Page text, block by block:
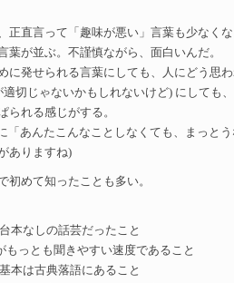
正直言って「趣味が悪い」言葉も少なく
葉が並ぶ。不謹慎ながら、面白いんだ。
に発せられる言葉にしても、人にどう思
切じゃないかもしれないけど) にしても
られる感じがする。
「あんたこんなことしなくても、まっと
ありますね)
初めて知ったことも多い。
本なしの話芸だったこと
もっとも聞きやすい速度であること
本は古典落語にあること